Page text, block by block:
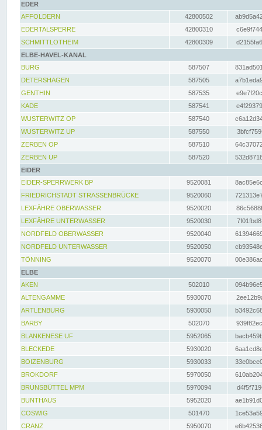
EDER
AFFOLDERN
42800502
EDERTALSPERRE
42800310
SCHMITTLOTHEIM
42800309
ELBE-HAVEL-KANAL
BURG
587507
DETERSHAGEN
587505
GENTHIN
587535
KADE
587541
WUSTERWITZ OP
587540
WUSTERWITZ UP
587550
ZERBEN OP
587510
ZERBEN UP
587520
EIDER
EIDER-SPERRWERK BP
9520081
FRIEDRICHSTADT STRASSENBRÜCKE
9520060
LEXFÄHRE OBERWASSER
9520020
LEXFÄHRE UNTERWASSER
9520030
NORDFELD OBERWASSER
9520040
NORDFELD UNTERWASSER
9520050
TÖNNING
9520070
ELBE
AKEN
502010
ALTENGAMME
5930070
ARTLENBURG
5930050
BARBY
502070
BLANKENESE UF
5952065
BLECKEDE
5930020
BOIZENBURG
5930033
BROKDORF
5970050
BRUNSBÜTTEL MPM
5970094
BUNTHAUS
5952020
COSWIG
501470
CRANZ
5950070